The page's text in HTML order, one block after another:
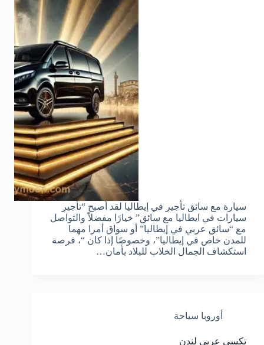
سيارة مع سائق تأجير في إيطاليا لقد أصبح “تأجير
سيارات في ايطاليا مع سائق” خيارًا مفضلاً والتواصل
مع “سائق عربي في إيطاليا” أو سواق أمرا مهما
للمدن خاص في إيطاليا”، وخصوصًا إذا كان “، فرصة
استكشاف الجمال الخلاب للبلاد بأمان…
أوروبا سياحة
تكسي عربي لندن